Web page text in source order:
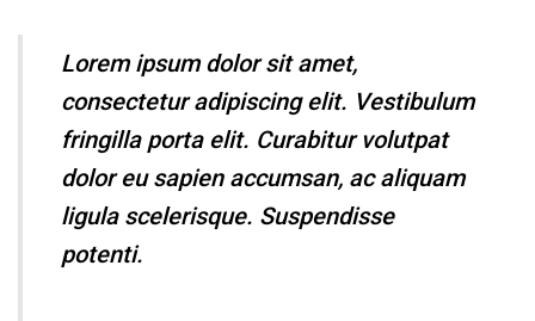
Lorem ipsum dolor sit amet,
consectetur adipiscing elit. Vestibulum
fringilla porta elit. Curabitur volutpat
dolor eu sapien accumsan, ac aliquam
ligula scelerisque. Suspendisse
potenti.